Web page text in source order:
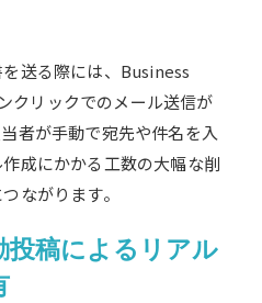
送る際には、Business
クリックでのメール送信が
者が手動で宛先や件名を入
成にかかる工数の大幅な削
ながります。
投稿によるリアル